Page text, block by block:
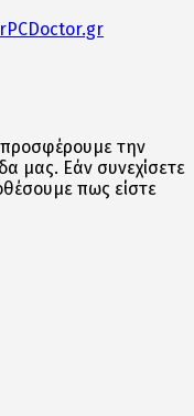
την
μας. Εάν συνεχίσετε
πως είστε